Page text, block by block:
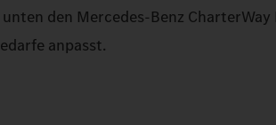
den Mercedes-Benz
anpasst.